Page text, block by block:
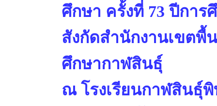
ศึกษา ครั้งที่ 73 ปีการ
สังกัดสำนักงานเขตพื้
ศึกษากาฬสินธุ์
ณ โรงเรียนกาฬสินธุ์พิ